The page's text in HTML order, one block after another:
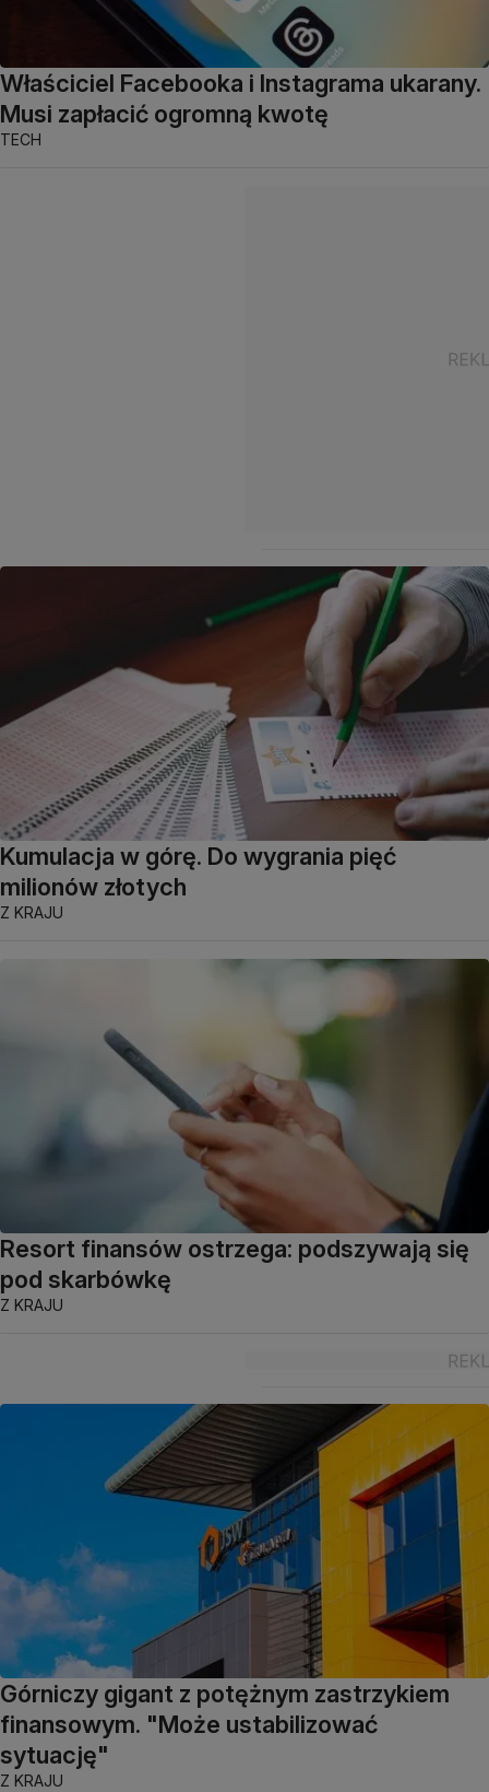
Właściciel Facebooka i Instagrama ukarany.
Musi zapłacić ogromną kwotę
TECH
Kumulacja w górę. Do wygrania pięć
milionów złotych
Z KRAJU
Resort finansów ostrzega: podszywają się
pod skarbówkę
Z KRAJU
Górniczy gigant z potężnym zastrzykiem
finansowym. "Może ustabilizować
sytuację"
Z KRAJU